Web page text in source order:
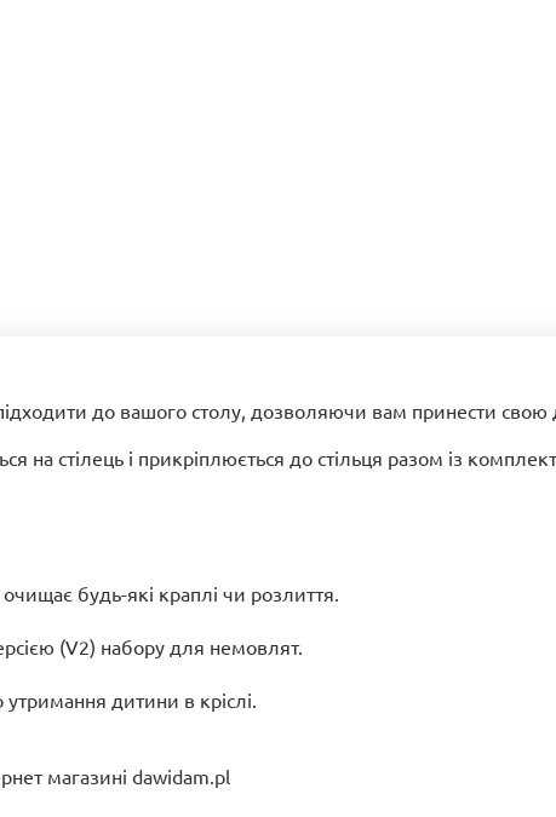
до вашого столу, дозволяючи вам принести свою
на стілець і прикріплюється до стільця разом із
будь-які краплі чи розлиття.
(V2) набору для немовлят.
дитини в кріслі.
магазині dawidam.pl